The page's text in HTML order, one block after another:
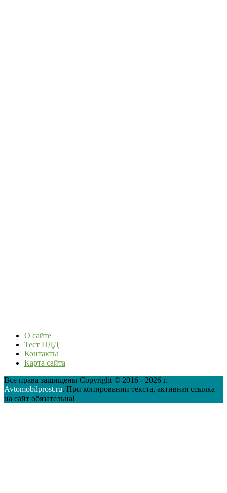
О сайте
Тест ПДД
Контакты
Карта сайта
Все права защищены Copyright © 2016 - 2026 г.
Avtomobilprost.ru. При копировании текста, активная ссылка
на сайт обязательна!